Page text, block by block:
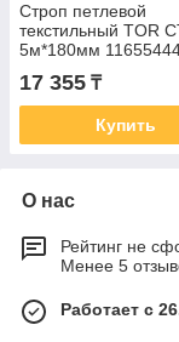
Строп петлевой
текстильный TOR
5м*180мм
17 355 ₸
Купить
О нас
Рейтинг не
Менее 5
Работает с